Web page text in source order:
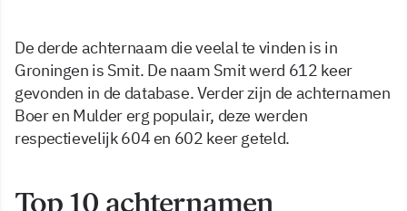
De derde achternaam die veelal te vinden is in
Groningen is Smit. De naam Smit werd 612 keer
gevonden in de database. Verder zijn de achternamen
Boer en Mulder erg populair, deze werden
respectievelijk 604 en 602 keer geteld.
Top 10 achternamen